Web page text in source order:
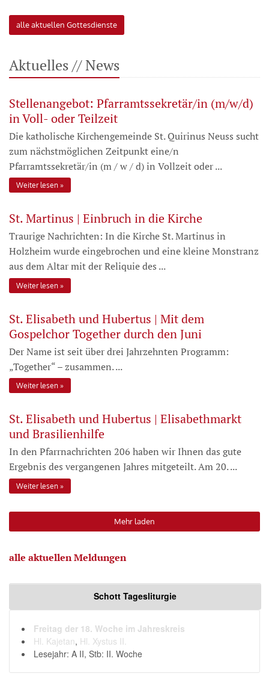
alle aktuellen Gottesdienste
Aktuelles // News
Stellenangebot: Pfarramtssekretär/in (m/w/d)
in Voll- oder Teilzeit
Die katholische Kirchengemeinde St. Quirinus Neuss sucht
zum nächstmöglichen Zeitpunkt eine/n
Pfarramtssekretär/in (m / w / d) in Vollzeit oder ...
Weiter lesen
St. Martinus | Einbruch in die Kirche
Traurige Nachrichten: In die Kirche St. Martinus in
Holzheim wurde eingebrochen und eine kleine Monstranz
aus dem Altar mit der Reliquie des ...
Weiter lesen
St. Elisabeth und Hubertus | Mit dem
Gospelchor Together durch den Juni
Der Name ist seit über drei Jahrzehnten Programm:
„Together“ – zusammen. ...
Weiter lesen
St. Elisabeth und Hubertus | Elisabethmarkt
und Brasilienhilfe
In den Pfarrnachrichten 206 haben wir Ihnen das gute
Ergebnis des vergangenen Jahres mitgeteilt. Am 20. ...
Weiter lesen
Mehr laden
alle aktuellen Meldungen
Schott Tagesliturgie
Freitag der 18. Woche im Jahreskreis
Hl. Kajetan, Hl. Xystus II.
Lesejahr: A II, Stb: II. Woche